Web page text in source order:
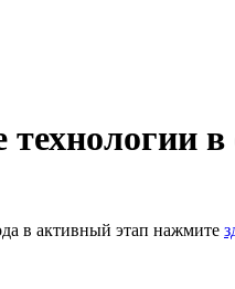
в
в активный этап нажмите